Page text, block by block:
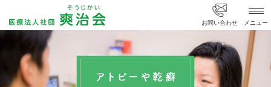
メニュー
お問い合わせ